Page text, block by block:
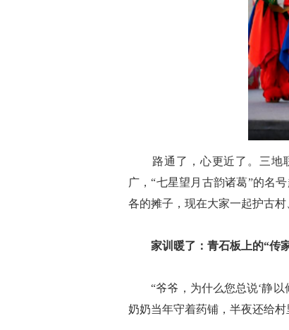
路通了，心更近了。三地联
广，“七星望月古韵诸葛”的名
各的摊子，现在大家一起护古
家训暖了：青石板上的“传
“爷爷，为什么您总说‘静以修
奶奶当年守着药铺，半夜还给村